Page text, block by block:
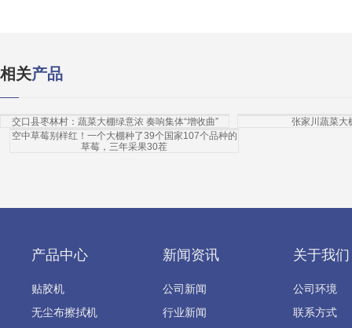
相关产品
交口县枣林村：蔬菜大棚绿意浓 奏响集体“增收曲”
张家川蔬菜大
空中草莓别样红！一个大棚种了39个国家107个品种的
草莓，三年采果30茬
产品中心
贴胶机
无尘布擦拭机
新闻资讯
公司新闻
行业新闻
关于我们
公司环境
联系方式